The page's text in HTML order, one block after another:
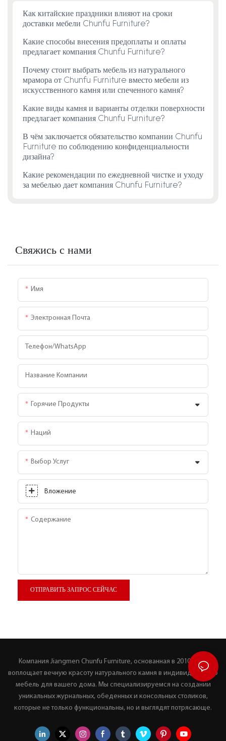
Как китайские праздники влияют на сроки
доставки мебели Chunfu Furniture?
Какие способы внесения предоплаты и оплаты
предлагает компания Chunfu Furniture?
Почему стоит выбрать мебель из натурального
мрамора от Chunfu Furniture вместо мебели из
искусственного камня или спеченного камня?
Какие виды камня и варианты отделки поверхности
предлагает компания Chunfu Furniture?
В чём заключается обязательство компании Chunfu
Furniture по соблюдению конфиденциальности
дизайна?
Какие рекомендации по ежедневной чистке и уходу
за мебелью дает компания Chunfu Furniture?
Свяжись с нами
Имя
Электронная Почта
Телефон/WhatsApp
Название Компании
Горячие Продукты
Наций
Выбор Услуг
Вложение
Содержание
ОТПРАВИТЬ ЗАПРОС СЕЙЧАС
Компания Jiangmen Chunfu Furniture, основанная в 2010 году,
воплощает вечную красоту натурального камня в индивидуальную
мебель для вашего дома. Мы специализируемся на создании
уникальных журнальных, обеденных и консольных столиков,
которые не только функциональны, но и выглядят потрясающе.